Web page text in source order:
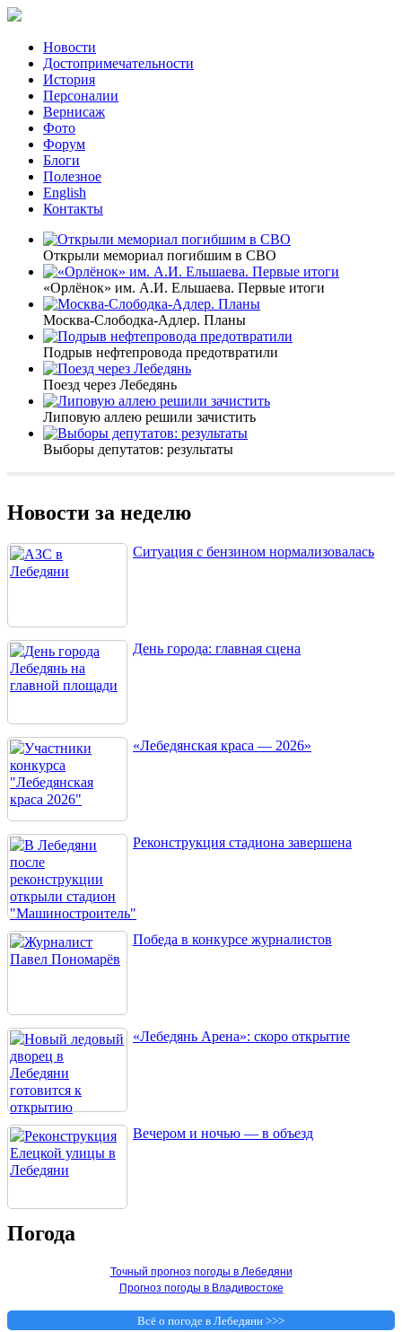
Новости
Достопримечательности
История
Персоналии
Вернисаж
Фото
Форум
Блоги
Полезное
English
Контакты
Открыли мемориал погибшим в СВО
«Орлёнок» им. А.И. Ельшаева. Первые итоги
Москва-Слободка-Адлер. Планы
Подрыв нефтепровода предотвратили
Поезд через Лебедянь
Липовую аллею решили зачистить
Выборы депутатов: результаты
Новости за неделю
Ситуация с бензином нормализовалась
День города: главная сцена
«Лебедянская краса — 2026»
Реконструкция стадиона завершена
Победа в конкурсе журналистов
«Лебедянь Арена»: скоро открытие
Вечером и ночью — в объезд
Погода
Точный прогноз погоды в Лебедяни
Прогноз погоды в Владивостоке
Всё о погоде в Лебедяни >>>